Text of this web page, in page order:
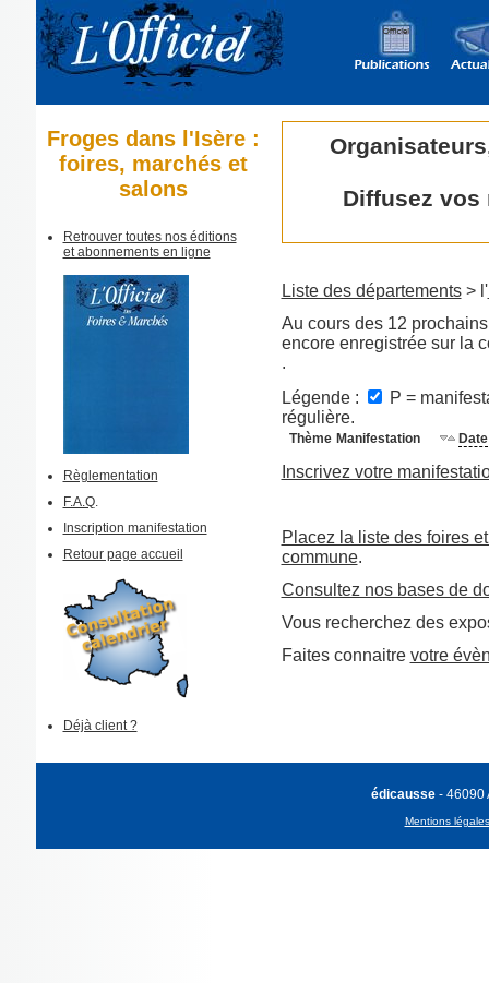
Froges dans l'Isère :
foires, marchés et
salons
Retrouver toutes nos éditions
et abonnements en ligne
Règlementation
F.A.Q.
Inscription manifestation
Retour page accueil
Déjà client ?
Diffusez vos
Liste des départements> l'
Au cours des 12
encore enregistrée sur la
.
Légende :
P =
régulière.
Thème Manifestation Date
Inscrivez votre
Placez la liste des foires
commune.
Consultez nos bases de
Vous recherchez des
Faites connaitre votre
édicausse - 46090
Mentions légales